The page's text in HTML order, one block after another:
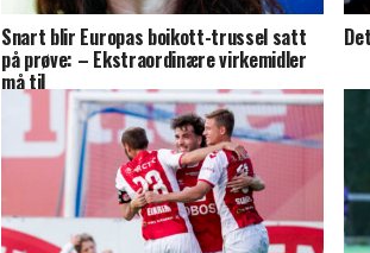
Snart blir Europas boikott-trussel satt
på prøve: – Ekstraordinære virkemidler
må til